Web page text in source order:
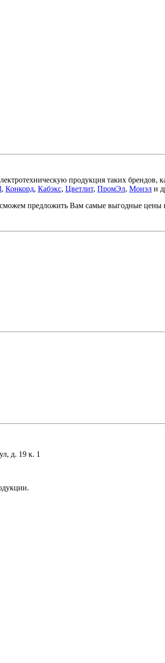
продукция таких брендов,
, Конкорд, Кабэкс, Цветлит, ПромЭл, Монэл и
предложить Вам самые выгодные цены
д. 19 к. 1